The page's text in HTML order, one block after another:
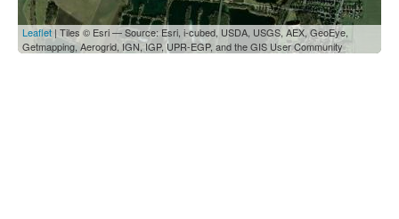
Leaflet | Tiles © Esri — Source: Esri, i-cubed, USDA, USGS, AEX, GeoEye,
Getmapping, Aerogrid, IGN, IGP, UPR-EGP, and the GIS User Community